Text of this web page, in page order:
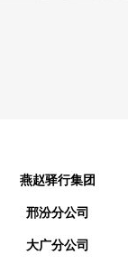
燕赵驿行集团
邢汾分公司
大广分公司